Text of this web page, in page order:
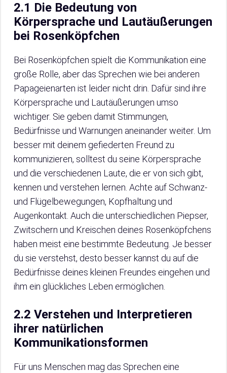
2.1 Die Bedeutung von
Körpersprache und Lautäußerungen
bei Rosenköpfchen
Bei Rosenköpfchen spielt die Kommunikation eine
große Rolle, aber das Sprechen wie bei anderen
Papageienarten ist leider nicht drin. Dafür sind ihre
Körpersprache und Lautäußerungen umso
wichtiger. Sie geben damit Stimmungen,
Bedürfnisse und Warnungen aneinander weiter. Um
besser mit deinem gefiederten Freund zu
kommunizieren, solltest du seine Körpersprache
und die verschiedenen Laute, die er von sich gibt,
kennen und verstehen lernen. Achte auf Schwanz-
und Flügelbewegungen, Kopfhaltung und
Augenkontakt. Auch die unterschiedlichen Piepser,
Zwitschern und Kreischen deines Rosenköpfchens
haben meist eine bestimmte Bedeutung. Je besser
du sie verstehst, desto besser kannst du auf die
Bedürfnisse deines kleinen Freundes eingehen und
ihm ein glückliches Leben ermöglichen.
2.2 Verstehen und Interpretieren
ihrer natürlichen
Kommunikationsformen
Für uns Menschen mag das Sprechen eine